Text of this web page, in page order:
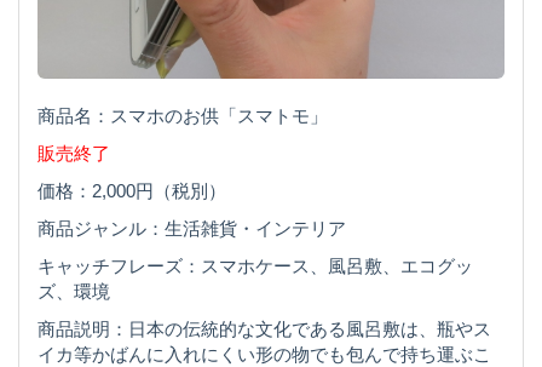
商品名：スマホのお供「スマトモ」
販売終了
価格：2,000円（税別）
商品ジャンル：生活雑貨・インテリア
キャッチフレーズ：スマホケース、風呂敷、エコグッ
ズ、環境
商品説明：日本の伝統的な文化である風呂敷は、瓶やス
イカ等かばんに入れにくい形の物でも包んで持ち運ぶこ